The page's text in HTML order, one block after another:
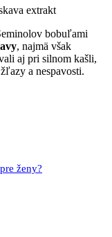
bobuľami
, najmä však
aj pri silnom kašli,
a nespavosti.
ženy?